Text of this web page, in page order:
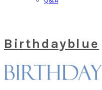
Birthdayblue